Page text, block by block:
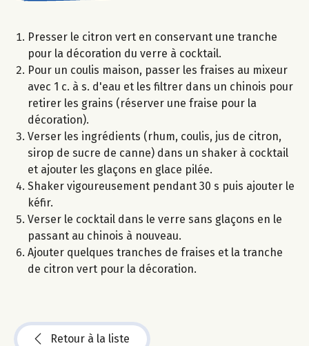
Presser le citron vert en conservant une tranche
pour la décoration du verre à cocktail.
Pour un coulis maison, passer les fraises au mixeur
avec 1 c. à s. d'eau et les filtrer dans un chinois pour
retirer les grains (réserver une fraise pour la
décoration).
Verser les ingrédients (rhum, coulis, jus de citron,
sirop de sucre de canne) dans un shaker à cocktail
et ajouter les glaçons en glace pilée.
Shaker vigoureusement pendant 30 s puis ajouter le
kéfir.
Verser le cocktail dans le verre sans glaçons en le
passant au chinois à nouveau.
Ajouter quelques tranches de fraises et la tranche
de citron vert pour la décoration.
Retour à la liste